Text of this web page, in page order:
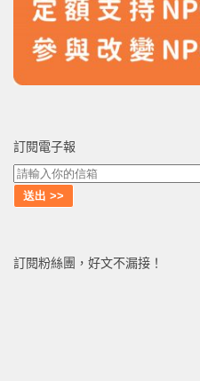
訂閱電子報
訂閱粉絲團，好文不漏接！